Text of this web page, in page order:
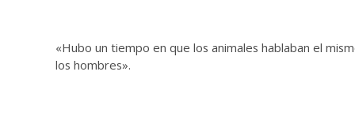
«Hubo un tiempo en que los animales hablaban el
los hombres».